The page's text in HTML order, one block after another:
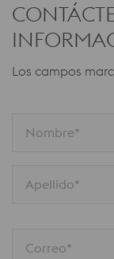
Los campos
Nombre*
Apellido*
Correo*